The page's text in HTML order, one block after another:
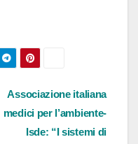
Associazione italiana
medici per l’ambiente-
Isde: “I sistemi di